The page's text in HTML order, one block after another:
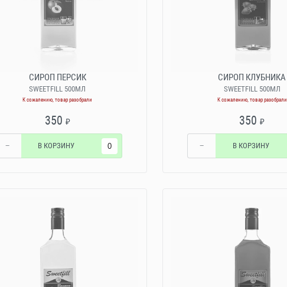
СИРОП ПЕРСИК
SWEETFILL 500МЛ
К сожалению, товар разобрали
350 ₽
− В КОРЗИНУ
СИРОП КЛУБНИКА
SWEETFILL 500МЛ
К сожалению, товар разобрали
350₽
− В КОРЗИНУ